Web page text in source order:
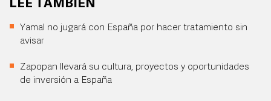
LEE TAMBIÉN
Yamal no jugará con España por hacer tratamiento sin
avisar
Zapopan llevará su cultura, proyectos y oportunidades
de inversión a España